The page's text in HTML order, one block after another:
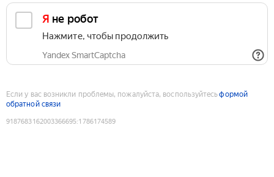
Я не робот
Нажмите, чтобы продолжить
Yandex SmartCaptcha
Если у вас возникли проблемы, пожалуйста, воспользуйтесьформой
обратной связи
9187683162003366695:1786174589